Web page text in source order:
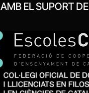
AMB EL SUPORT DE